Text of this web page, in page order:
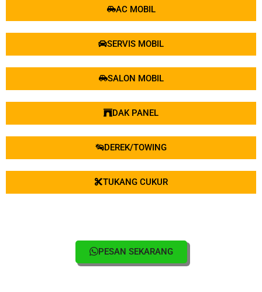
PESAN SEKARANG
Cara Pemesanan &
Pembayaran